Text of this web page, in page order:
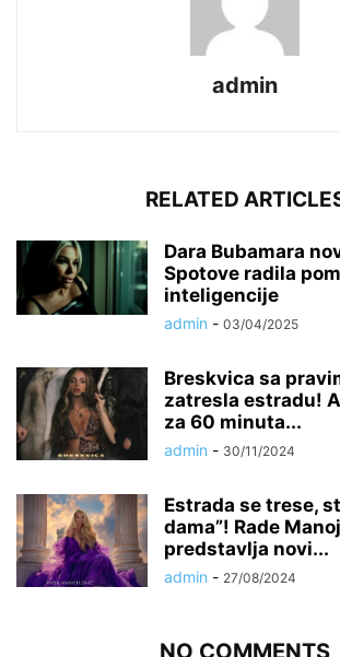
admin
RELATED
Dara Bubamara
Spotove radila
inteligencije
admin - 03/04/2025
Breskvica sa
zatresla estradu!
za 60 minuta...
admin - 30/11/2024
Estrada se trese,
dama”! Rade
predstavlja novi...
admin - 27/08/2024